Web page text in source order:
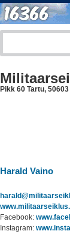
Pikk 60 Tartu, 50603
Harald Vaino
Facebook:
Instagram: